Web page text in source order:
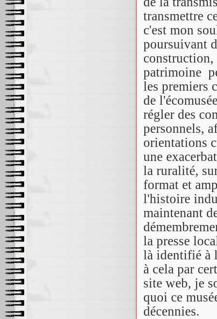
transmettre
c'est mon
poursuivant
patrimoine
les premiers
de
régler des
personnels,
orientations
une
la ruralité,
format et
l'histoire
maintenant
la presse
là identifié à
à cela par
site web, je
quoi ce
décennies.